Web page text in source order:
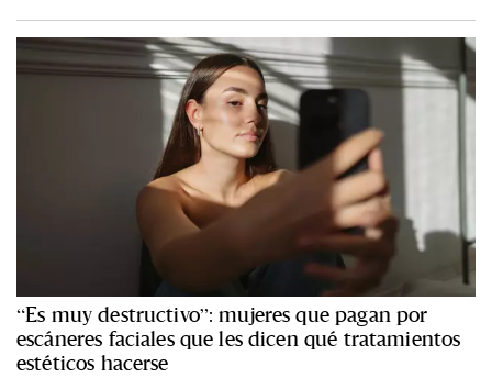
“Es muy destructivo”: mujeres que pagan por
escáneres faciales que les dicen qué tratamientos
estéticos hacerse